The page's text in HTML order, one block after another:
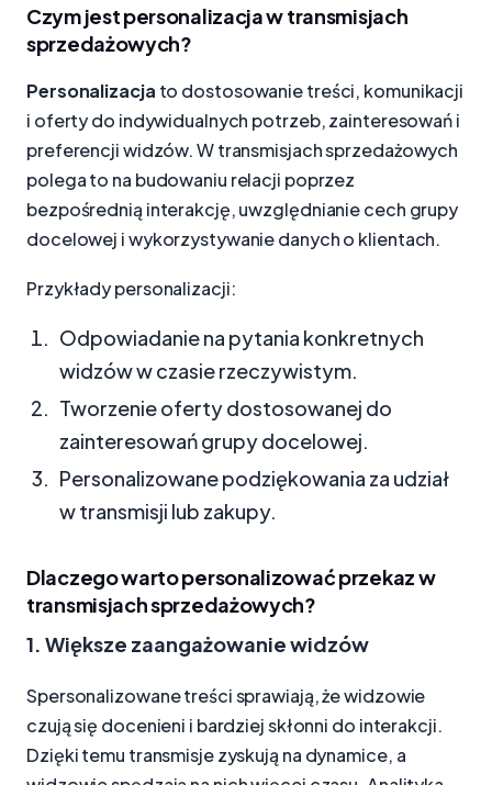
Czym jest personalizacja w transmisjach
sprzedażowych?
Personalizacja to dostosowanie treści, komunikacji
i oferty do indywidualnych potrzeb, zainteresowań i
preferencji widzów. W transmisjach sprzedażowych
polega to na budowaniu relacji poprzez
bezpośrednią interakcję, uwzględnianie cech grupy
docelowej i wykorzystywanie danych o klientach.
Przykłady personalizacji:
Odpowiadanie na pytania konkretnych
widzów w czasie rzeczywistym.
Tworzenie oferty dostosowanej do
zainteresowań grupy docelowej.
Personalizowane podziękowania za udział
w transmisji lub zakupy.
Dlaczego warto personalizować przekaz w
transmisjach sprzedażowych?
1. Większe zaangażowanie widzów
Spersonalizowane treści sprawiają, że widzowie
czują się docenieni i bardziej skłonni do interakcji.
Dzięki temu transmisje zyskują na dynamice, a